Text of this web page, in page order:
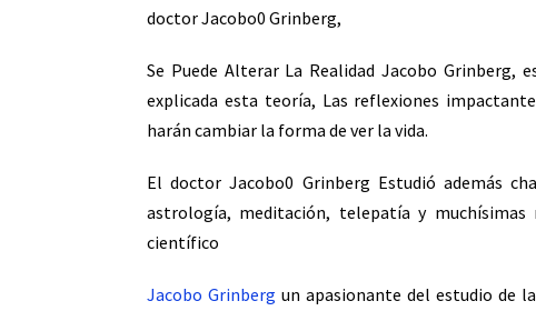
doctor Jacobo0 Grinberg,
Se Puede Alterar La Realidad Jacobo Grinberg,
explicada esta teoría, Las reflexiones
harán cambiar la forma de ver la vida.
El doctor Jacobo0 Grinberg Estudió además
astrología, meditación, telepatía y
científico
Jacobo Grinberg un apasionante del estudio de